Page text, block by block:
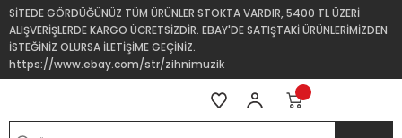
SİTEDE GÖRDÜĞÜNÜZ TÜM ÜRÜNLER STOKTA VARDIR, 5400 TL ÜZERİ
ALIŞVERİŞLERDE KARGO ÜCRETSİZDİR. EBAY'DE SATIŞTAKİ ÜRÜNLERİMİZDEN
İSTEĞİNİZ OLURSA İLETİŞİME GEÇİNİZ.
https://www.ebay.com/str/zihnimuzik